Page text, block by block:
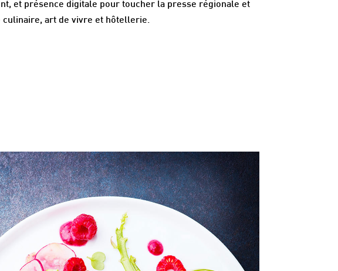
et présence digitale pour toucher la presse régionale et
culinaire, art de vivre et hôtellerie.